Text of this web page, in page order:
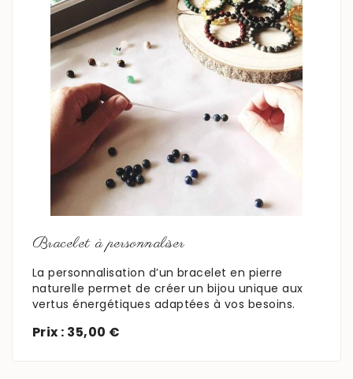
Bracelet à personnaliser
La personnalisation d’un bracelet en pierre
naturelle permet de créer un bijou unique aux
vertus énergétiques adaptées à vos besoins.
Prix : 35,00 €
En savoir plus